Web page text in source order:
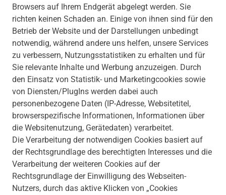
Browsers auf Ihrem Endgerät abgelegt werden. Sie
richten keinen Schaden an. Einige von ihnen sind für den
Betrieb der Website und der Darstellungen unbedingt
notwendig, während andere uns helfen, unsere Services
zu verbessern, Nutzungsstatistiken zu erhalten und für
Sie relevante Inhalte und Werbung anzuzeigen. Durch
den Einsatz von Statistik- und Marketingcookies sowie
von Diensten/PlugIns werden dabei auch
personenbezogene Daten (IP-Adresse, Websitetitel,
browserspezifische Informationen, Informationen über
die Websitenutzung, Gerätedaten) verarbeitet.
Die Verarbeitung der notwendigen Cookies basiert auf
der Rechtsgrundlage des berechtigten Interesses und die
Verarbeitung der weiteren Cookies auf der
Rechtsgrundlage der Einwilligung des Webseiten-
Nutzers, durch das aktive Klicken von „Cookies